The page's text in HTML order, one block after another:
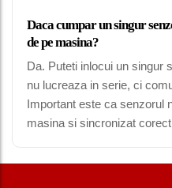
Daca cumpar un singur
de pe masina?
Da. Puteti inlocui un singur
nu lucreaza in serie, ci
Important este ca senzorul
masina si sincronizat